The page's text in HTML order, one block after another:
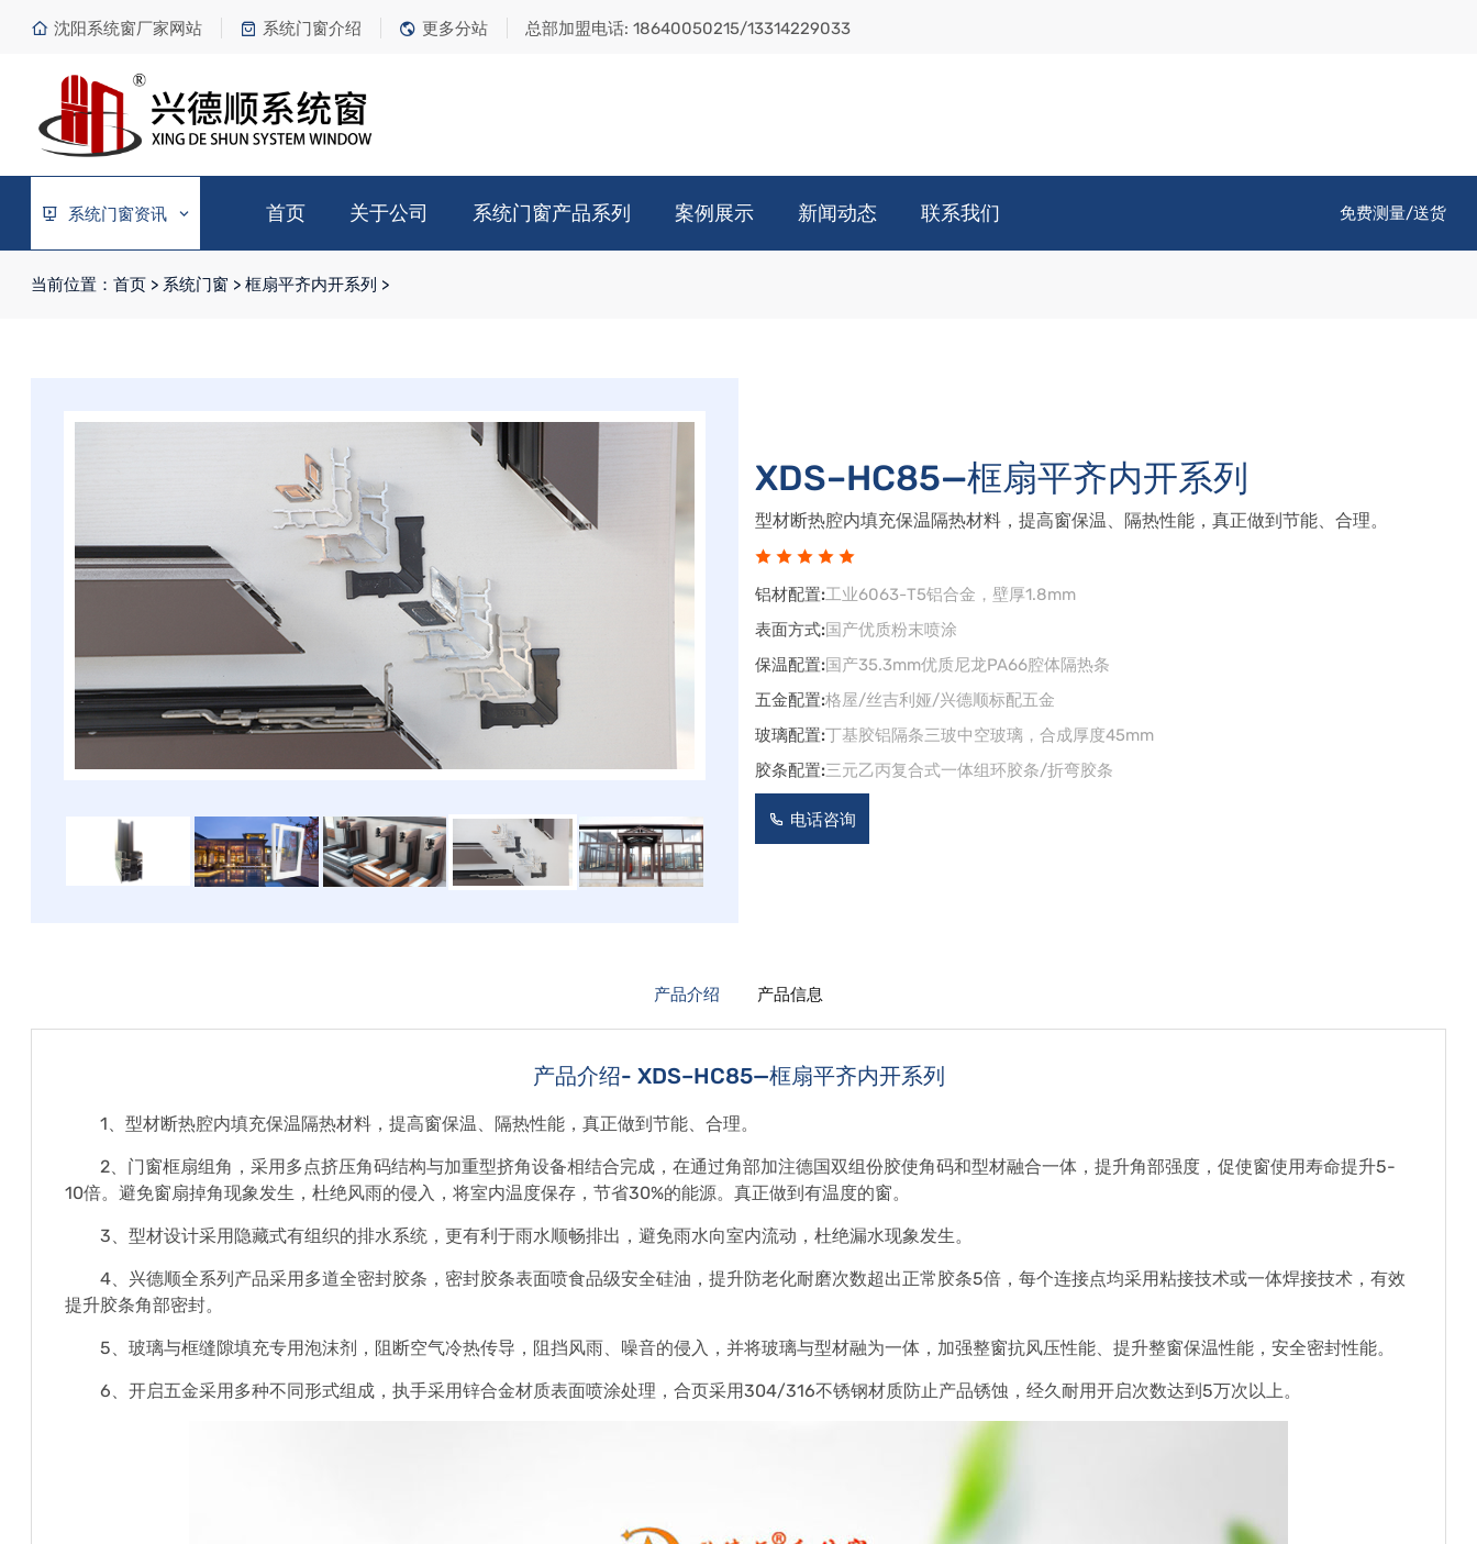
沈阳系统窗厂家网站 系统门窗介绍 更多分站 总部加盟电话: 18640050215/13314229033
系统门窗资讯 首页 关于公司 系统门窗产品系列 案例展示 新闻动态 联系我们 免费测量/送货
当前位置： 首页 > 系统门窗 > 框扇平齐内开系列 >
XDS–HC85—框扇平齐内开系列
型材断热腔内填充保温隔热材料，提高窗保温、隔热性能，真正做到节能、合理。
铝材配置:工业6063-T5铝合金，壁厚1.8mm
表面方式:国产优质粉末喷涂
保温配置:国产35.3mm优质尼龙PA66腔体隔热条
五金配置:格屋/丝吉利娅/兴德顺标配五金
玻璃配置:丁基胶铝隔条三玻中空玻璃，合成厚度45mm
胶条配置:三元乙丙复合式一体组环胶条/折弯胶条
电话咨询
产品介绍 产品信息
产品介绍- XDS–HC85—框扇平齐内开系列
1、型材断热腔内填充保温隔热材料，提高窗保温、隔热性能，真正做到节能、合理。
2、门窗框扇组角，采用多点挤压角码结构与加重型挤角设备相结合完成，在通过角部加注德国双组份胶使角码和型材融合一体，提升角部强度，促使窗使用寿命提升5-
10倍。避免窗扇掉角现象发生，杜绝风雨的侵入，将室内温度保存，节省30%的能源。真正做到有温度的窗。
3、型材设计采用隐藏式有组织的排水系统，更有利于雨水顺畅排出，避免雨水向室内流动，杜绝漏水现象发生。
4、兴德顺全系列产品采用多道全密封胶条，密封胶条表面喷食品级安全硅油，提升防老化耐磨次数超出正常胶条5倍，每个连接点均采用粘接技术或一体焊接技术，有效
提升胶条角部密封。
5、玻璃与框缝隙填充专用泡沫剂，阻断空气冷热传导，阻挡风雨、噪音的侵入，并将玻璃与型材融为一体，加强整窗抗风压性能、提升整窗保温性能，安全密封性能。
6、开启五金采用多种不同形式组成，执手采用锌合金材质表面喷涂处理，合页采用304/316不锈钢材质防止产品锈蚀，经久耐用开启次数达到5万次以上。